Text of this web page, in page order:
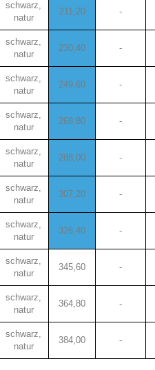
schwarz,
natur
211,20 -
schwarz,
natur
230,40 -
schwarz,
natur
249,60 -
schwarz,
natur
268,80 -
schwarz,
natur
288,00 -
schwarz,
natur
307,20 -
schwarz,
natur
326,40 -
schwarz,
natur
345,60 -
schwarz,
natur
364,80 -
schwarz,
natur
384,00 -